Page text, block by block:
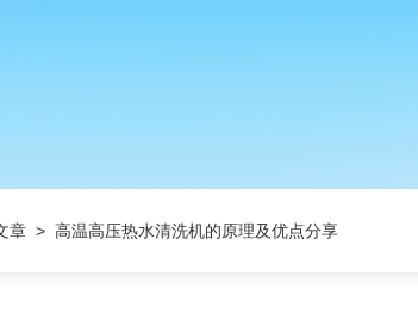
章 > 高温高压热水清洗机的原理及优点分享